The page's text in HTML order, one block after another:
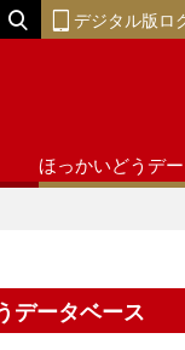
デジタル版ロ
ほっかいどうデ
データベース